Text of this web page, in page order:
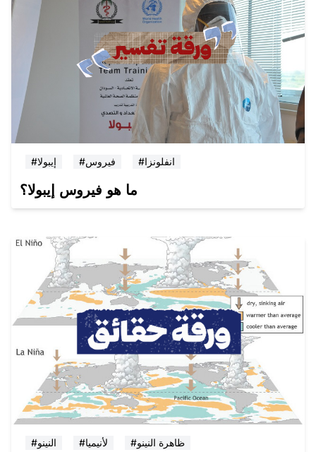
#إيبولا #فيروس #انفلونزا
ما هو فيروس إيبولا؟
#النينو #لأنيميا #ظاهرة النينو